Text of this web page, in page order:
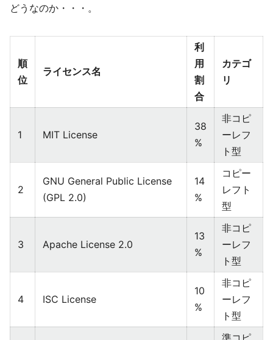
どうなのか・・・。
順
位
ライセンス名
利
用
割
合
カテゴ
リ
1 MIT License
38
%
⾮コピ
ーレフ
ト型
2
GNU General Public License
(GPL 2.0)
14
%
コピー
レフト
型
3 Apache License 2.0
13
%
⾮コピ
ーレフ
ト型
4 ISC License
10
%
⾮コピ
ーレフ
ト型
準コピ